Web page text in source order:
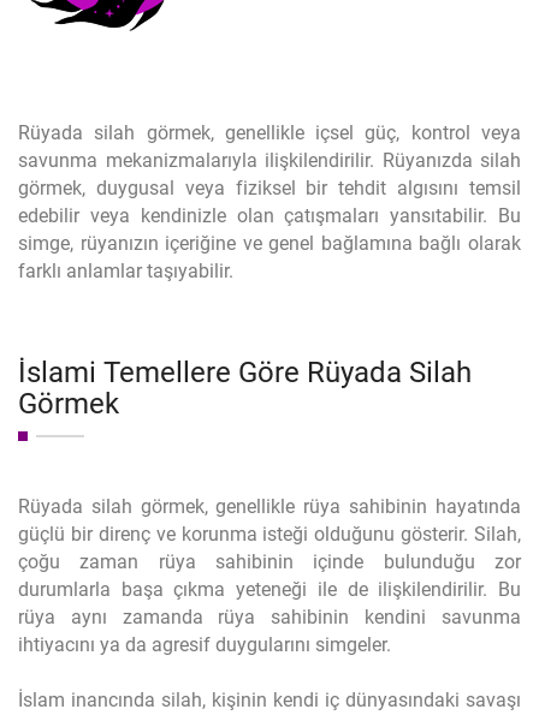
Rüyada silah görmek, genellikle içsel güç, kontrol veya
savunma mekanizmalarıyla ilişkilendirilir. Rüyanızda silah
görmek, duygusal veya fiziksel bir tehdit algısını temsil
edebilir veya kendinizle olan çatışmaları yansıtabilir. Bu
simge, rüyanızın içeriğine ve genel bağlamına bağlı olarak
farklı anlamlar taşıyabilir.
İslami Temellere Göre Rüyada Silah
Görmek
Rüyada silah görmek, genellikle rüya sahibinin hayatında
güçlü bir direnç ve korunma isteği olduğunu gösterir. Silah,
çoğu zaman rüya sahibinin içinde bulunduğu zor
durumlarla başa çıkma yeteneği ile de ilişkilendirilir. Bu
rüya aynı zamanda rüya sahibinin kendini savunma
ihtiyacını ya da agresif duygularını simgeler.
İslam inancında silah, kişinin kendi iç dünyasındaki savaşı